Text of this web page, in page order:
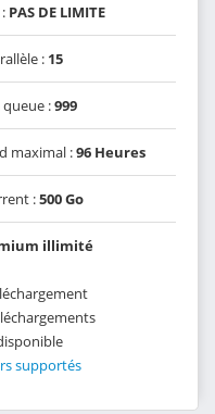
PAS DE LIMITE
: 15
:999
maximal :96 Heures
:500 Go
illimité
supportés